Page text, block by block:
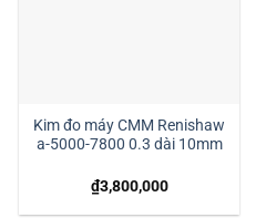
Kim đo máy CMM Renishaw
a-5000-7800 0.3 dài 10mm
₫3,800,000